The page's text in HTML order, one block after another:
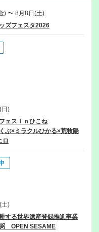
時間についてのお知らせ
設置終了のお知らせ【報告】
らせ
ィングに挑戦します！
) 〜 8月8日(土)
ズフェスタ2026
日)
ェスｉｎひこね
ぶ×ミラクルひかる×荒牧陽
ロ
土)
する世界遺産登録推進事業
OPEN SESAME